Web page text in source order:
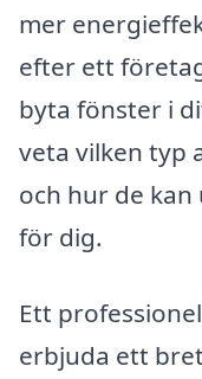
mer
efter ett
byta fönster i
veta vilken typ
och hur de
för dig.
Ett
erbjuda ett